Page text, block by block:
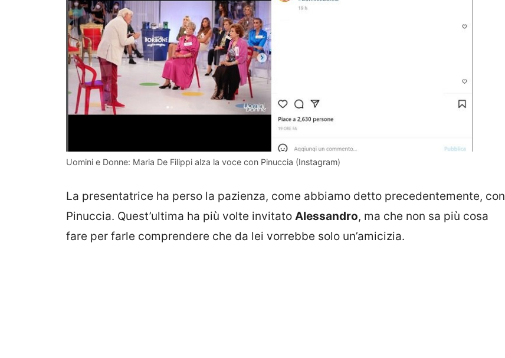
Uomini e Donne: Maria De Filippi alza la voce con Pinuccia (Instagram)
La presentatrice ha perso la pazienza, come abbiamo detto precedentemente, con
Pinuccia. Quest’ultima ha più volte invitato Alessandro, ma che non sa più cosa
fare per farle comprendere che da lei vorrebbe solo un’amicizia.